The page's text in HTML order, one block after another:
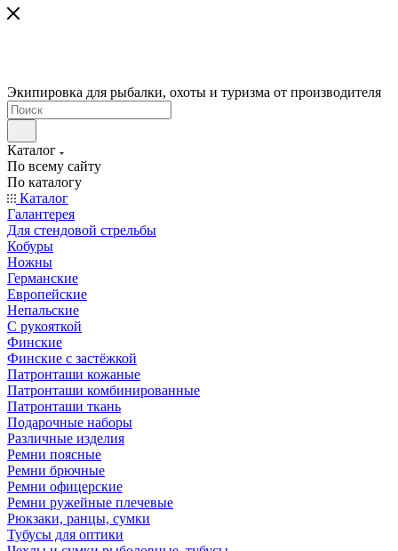
Экипировка для рыбалки, охоты и туризма от производителя
Каталог
По всему сайту
По каталогу
Каталог
Галантерея
Для стендовой стрельбы
Кобуры
Ножны
Германские
Европейские
Непальские
С рукояткой
Финские
Финские с застёжкой
Патронташи кожаные
Патронташи комбинированные
Патронташи ткань
Подарочные наборы
Различные изделия
Ремни поясные
Ремни брючные
Ремни офицерские
Ремни ружейные плечевые
Рюкзаки, ранцы, сумки
Тубусы для оптики